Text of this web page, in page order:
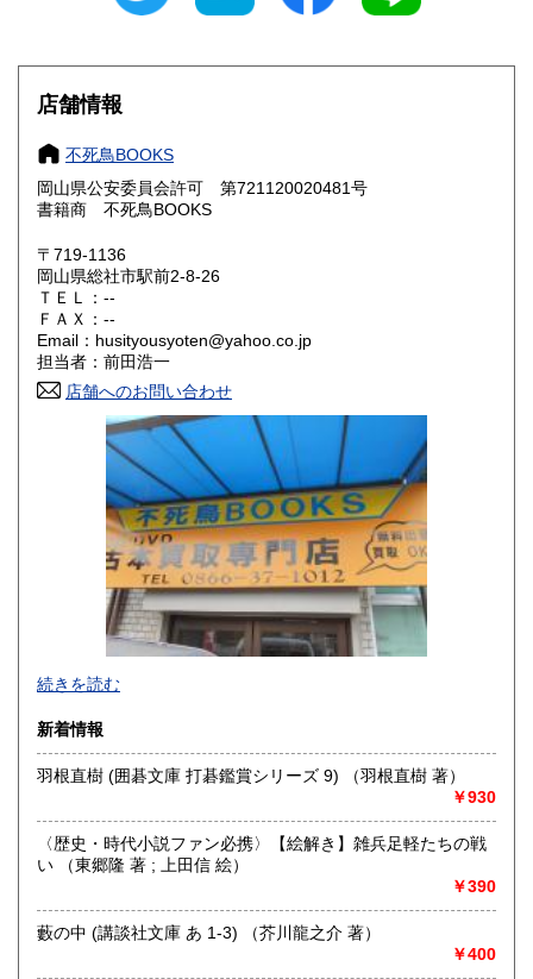
300円 福井県
300円 300円
岐阜県
愛知県
滋賀県 300円
大阪府 300円
奈良県
鳥取県
300円 広島県
300円 徳島県
300円 愛媛県
300円 福岡県
300円 長崎県
熊本県
宮崎県
沖縄県 300円
店舗情報
不死鳥BOOKS
岡山県公安委員会許可 第721120020481号
書籍商 不死鳥BOOKS
〒719-1136
岡山県総社市駅前2-8-26
ＴＥＬ：--
ＦＡＸ：--
Email：husityousyoten@yahoo.co.jp
担当者：前田浩一
店舗へのお問い合わせ
不死鳥BOOKSでは、書籍だけでなくCD、DVD、レコード、
ゲーム、おもちゃ、骨董品まであらゆるものの買い取りがで
にお問い合わせください。出張費は、無料です。
沿線名：伯備線・桃太郎線(吉備線)
営業時間：9時から17時
定休日：年中無休
不死鳥BOOKSでは、書籍だけでなくCD、DVD、レコード、
ゲーム、おもちゃ、骨董品まであらゆるものの買い取りがで
続きを読む
新着情報
羽根直樹 (囲碁文庫 打碁鑑賞シリーズ 9) （羽根直樹 著）
￥930
〈歴史・時代小説ファン必携〉【絵解き】雑兵足軽たちの戦
い （東郷隆 著 ; 上田信 絵）
￥390
藪の中 (講談社文庫 あ 1-3) （芥川龍之介 著）
￥400